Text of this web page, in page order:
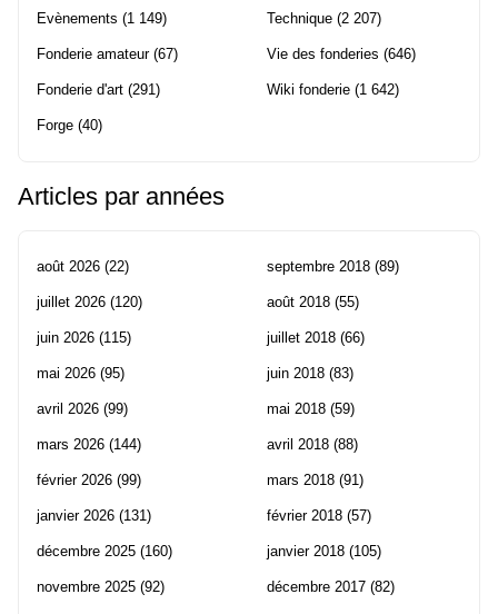
Evènements (1 149)
Fonderie amateur(67)
Fonderie d'art (291)
Forge (40)
Technique (2 207)
Vie des fonderies (646)
Wiki fonderie (1 642)
Articles par années
août 2026 (22)
juillet 2026 (120)
juin 2026 (115)
mai 2026 (95)
avril 2026 (99)
mars 2026 (144)
février 2026 (99)
janvier 2026 (131)
décembre 2025 (160)
novembre 2025 (92)
septembre 2018 (89)
août 2018 (55)
juillet 2018 (66)
juin 2018 (83)
mai 2018 (59)
avril 2018 (88)
mars 2018 (91)
février 2018 (57)
janvier 2018 (105)
décembre 2017 (82)